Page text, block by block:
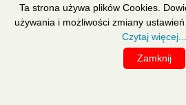
Ta strona używa plików Cookies.
używania i możliwości zmiany
Czytaj więcej...
Zamknij